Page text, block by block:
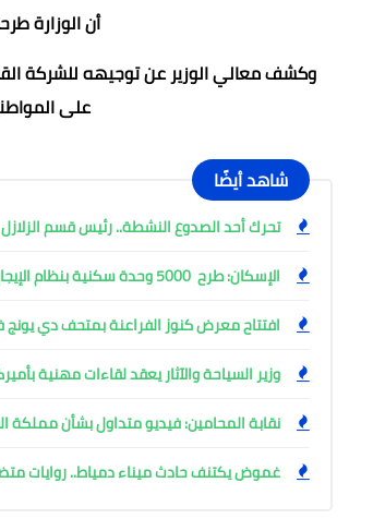
أن الوزارة
على
شاهد أيضًا
تحرك أحد الصدوع النشطة.. رئيس قسم
الإسكان: طرح 5000 وحدة سكنية بنظام الإيجار المنتهي بالتملك
افتتاح معرض كنوز الفراعنة بمتحف دي يونج
وزير السياحة والآثار يعقد لقاءات مهنية
نقابة المحامين: فيديو متداول بشأن مملكة
غموض يكتنف حادث ميناء دمياط.. روايات